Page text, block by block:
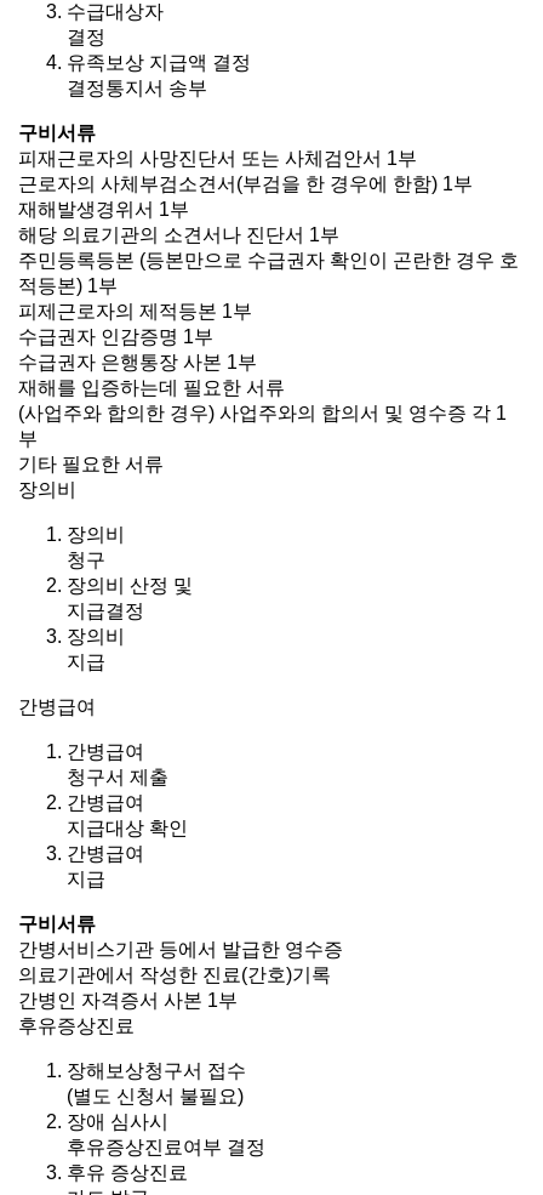
수급대상자
결정
유족보상 지급액 결정
결정통지서 송부
구비서류
피재근로자의 사망진단서 또는 사체검안서 1부
근로자의 사체부검소견서(부검을 한 경우에 한함) 1부
재해발생경위서 1부
해당 의료기관의 소견서나 진단서 1부
주민등록등본 (등본만으로 수급권자 확인이 곤란한 경우 호
적등본) 1부
피제근로자의 제적등본 1부
수급권자 인감증명 1부
수급권자 은행통장 사본 1부
재해를 입증하는데 필요한 서류
(사업주와 합의한 경우) 사업주와의 합의서 및 영수증 각 1
부
기타 필요한 서류
장의비
장의비
청구
장의비 산정 및
지급결정
장의비
지급
간병급여
간병급여
청구서 제출
간병급여
지급대상 확인
간병급여
지급
구비서류
간병서비스기관 등에서 발급한 영수증
의료기관에서 작성한 진료(간호)기록
간병인 자격증서 사본 1부
후유증상진료
장해보상청구서 접수
(별도 신청서 불필요)
장애 심사시
후유증상진료여부 결정
후유 증상진료